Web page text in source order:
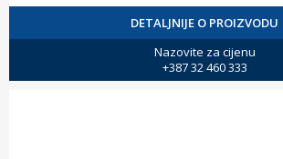
DETALJNIJE O PROIZVODU
Nazovite za cijenu
+387 32 460 333